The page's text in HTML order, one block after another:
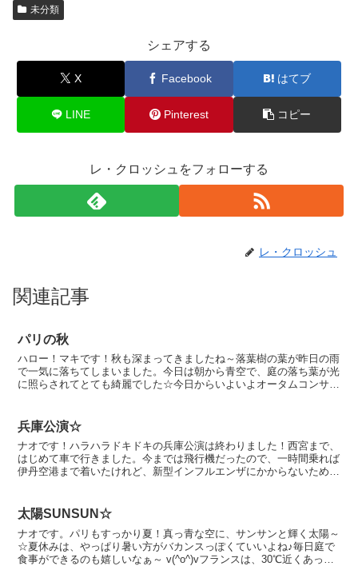
未分類
シェアする
X Facebook はてブ
LINE Pinterest コピー
レ・クロッシュをフォローする
レ・クロッシュ
関連記事
パリの秋
ハロー！マキです！秋も深まってきましたね～落葉樹の葉が昨日の雨
で一気に落ちてしまいました。今日は朝から青空で、庭の落ち葉が光
に照らされてとても綺麗でした☆今日からいよいよオータムコンサー
兵庫公演☆
ナオです！ハラハラドキドキの兵庫公演は終わりました！西宮まで、
はじめて車で行きました。今までは飛行機だったので、一時間乗れば
伊丹空港まで着いたけれど、新型インフルエンザにかからないために
太陽SUNSUN☆
ナオです。パリもすっかり夏！真っ青な空に、サンサンと輝く太陽～
☆夏休みは、やっぱり暑い方がバカンスっぽくていいよね♪毎日庭で
食事ができるのも嬉しいなぁ～ v(^o^)vフランスは、30℃近くあって